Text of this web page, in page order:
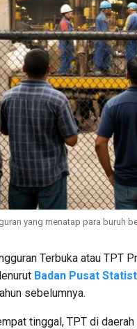
yang menatap para buruh
Terbuka atau TPT
Badan Pusat
sebelumnya.
tinggal, TPT di